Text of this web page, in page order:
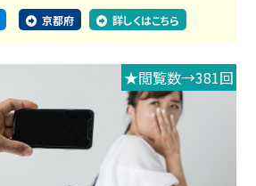
京都府 詳しくはこちら
★閲覧数→381回